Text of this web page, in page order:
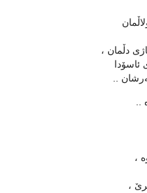
دڵمان ،
ئاسۆدا
..
،
،